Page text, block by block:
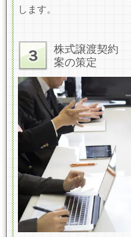
します。
株式譲渡契約
案の策定